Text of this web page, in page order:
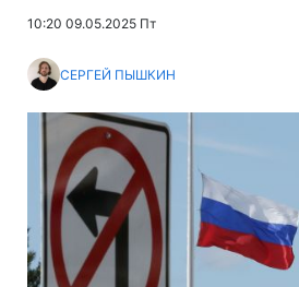
10:20 09.05.2025 Пт
СЕРГЕЙ ПЫШКИН